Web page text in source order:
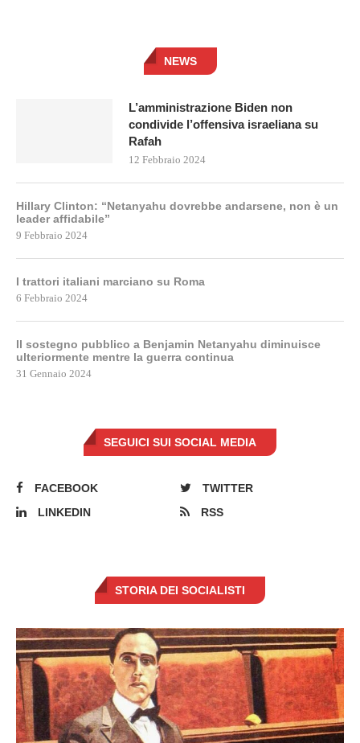
NEWS
L’amministrazione Biden non
condivide l’offensiva israeliana su
Rafah
12 Febbraio 2024
Hillary Clinton: “Netanyahu dovrebbe andarsene, non è un
leader affidabile”
9 Febbraio 2024
I trattori italiani marciano su Roma
6 Febbraio 2024
Il sostegno pubblico a Benjamin Netanyahu diminuisce
ulteriormente mentre la guerra continua
31 Gennaio 2024
SEGUICI SUI SOCIAL MEDIA
FACEBOOK
TWITTER
LINKEDIN
RSS
STORIA DEI SOCIALISTI